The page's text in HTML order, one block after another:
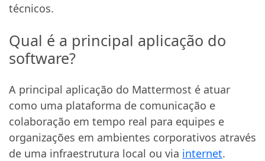
técnicos.
Qual é a principal aplicação do
software?
A principal aplicação do Mattermost é atuar
como uma plataforma de comunicação e
colaboração em tempo real para equipes e
organizações em ambientes corporativos através
de uma infraestrutura local ou via internet.